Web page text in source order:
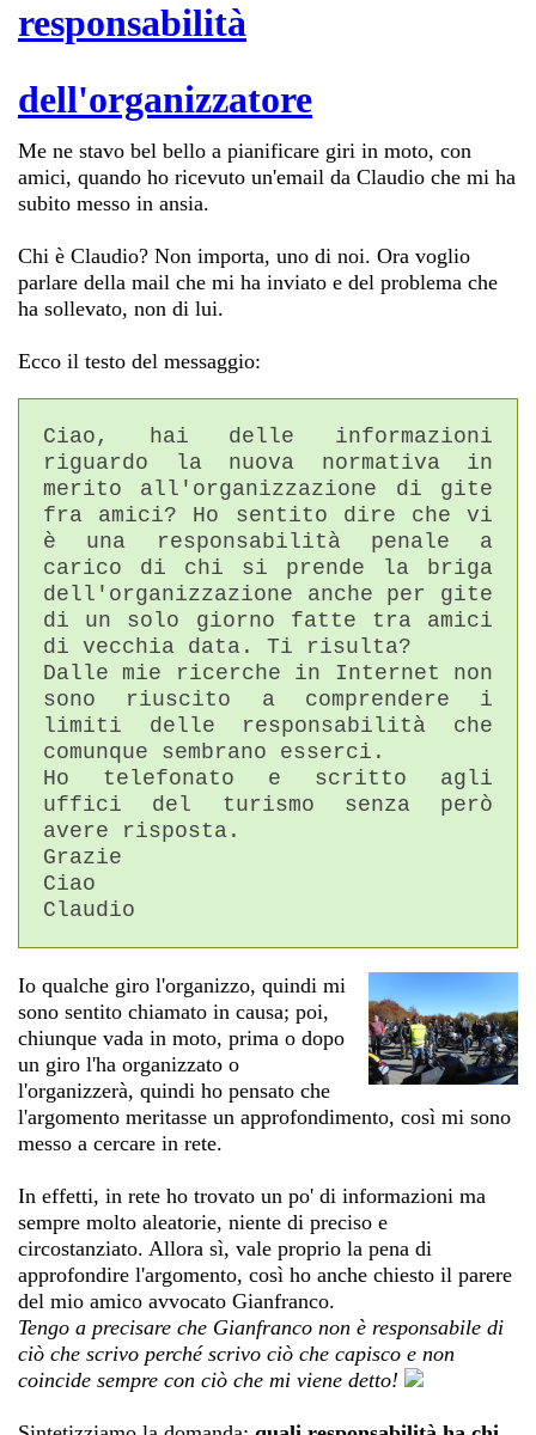
responsabilità
dell'organizzatore
Me ne stavo bel bello a pianificare giri in moto, con
amici, quando ho ricevuto un'email da Claudio che mi ha
subito messo in ansia.
Chi è Claudio? Non importa, uno di noi. Ora voglio
parlare della mail che mi ha inviato e del problema che
ha sollevato, non di lui.
Ecco il testo del messaggio:
Ciao, hai delle informazioni
riguardo la nuova normativa in
merito all'organizzazione di gite
fra amici? Ho sentito dire che vi
è una responsabilità penale a
carico di chi si prende la briga
dell'organizzazione anche per gite
di un solo giorno fatte tra amici
di vecchia data. Ti risulta?
Dalle mie ricerche in Internet non
sono riuscito a comprendere i
limiti delle responsabilità che
comunque sembrano esserci.
Ho telefonato e scritto agli
uffici del turismo senza però
avere risposta.
Grazie
Ciao
Claudio
Io qualche giro l'organizzo, quindi mi
sono sentito chiamato in causa; poi,
chiunque vada in moto, prima o dopo
un giro l'ha organizzato o
l'organizzerà, quindi ho pensato che
l'argomento meritasse un approfondimento, così mi sono
messo a cercare in rete.
In effetti, in rete ho trovato un po' di informazioni ma
sempre molto aleatorie, niente di preciso e
circostanziato. Allora sì, vale proprio la pena di
approfondire l'argomento, così ho anche chiesto il parere
del mio amico avvocato Gianfranco.
Tengo a precisare che Gianfranco non è responsabile di
ciò che scrivo perché scrivo ciò che capisco e non
coincide sempre con ciò che mi viene detto!